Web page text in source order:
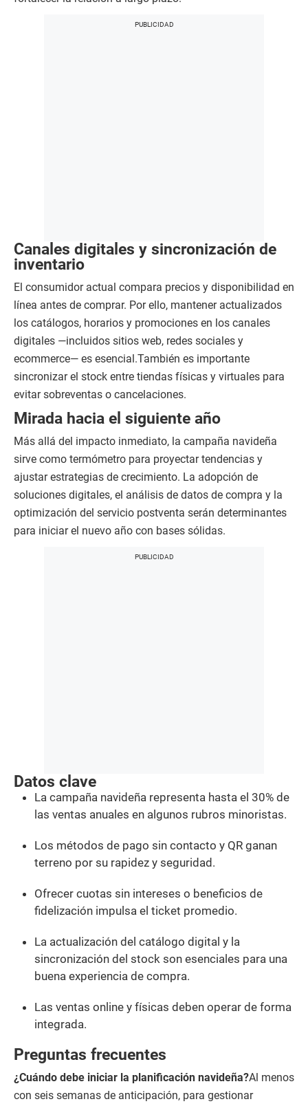
Canales digitales y sincronización de
inventario
El consumidor actual compara precios y disponibilidad en
línea antes de comprar. Por ello, mantener actualizados
los catálogos, horarios y promociones en los canales
digitales —incluidos sitios web, redes sociales y
ecommerce— es esencial.También es importante
sincronizar el stock entre tiendas físicas y virtuales para
evitar sobreventas o cancelaciones.
Mirada hacia el siguiente año
Más allá del impacto inmediato, la campaña navideña
sirve como termómetro para proyectar tendencias y
ajustar estrategias de crecimiento. La adopción de
soluciones digitales, el análisis de datos de compra y la
optimización del servicio postventa serán determinantes
para iniciar el nuevo año con bases sólidas.
Datos clave
La campaña navideña representa hasta el 30% de
las ventas anuales en algunos rubros minoristas.
Los métodos de pago sin contacto y QR ganan
terreno por su rapidez y seguridad.
Ofrecer cuotas sin intereses o beneficios de
fidelización impulsa el ticket promedio.
La actualización del catálogo digital y la
sincronización del stock son esenciales para una
buena experiencia de compra.
Las ventas online y físicas deben operar de forma
integrada.
Preguntas frecuentes
¿Cuándo debe iniciar la planificación navideña?Al menos
con seis semanas de anticipación, para gestionar